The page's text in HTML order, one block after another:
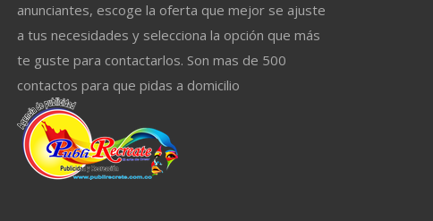
anunciantes, escoge la oferta que mejor se ajuste
a tus necesidades y selecciona la opción que más
te guste para contactarlos. Son mas de 500
contactos para que pidas a domicilio